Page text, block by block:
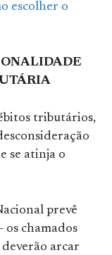
escolher o
tributários,
se atinja o
prevê
os chamados
arcar